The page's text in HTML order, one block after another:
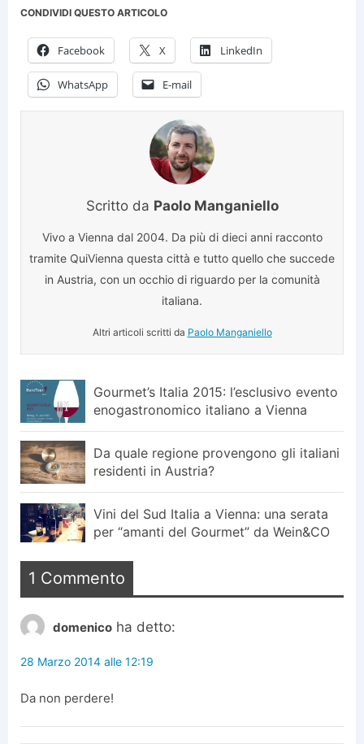
CONDIVIDI QUESTO ARTICOLO
Facebook X LinkedIn
WhatsApp E-mail
Scritto da Paolo Manganiello
Vivo a Vienna dal 2004. Da più di dieci anni racconto
tramite QuiVienna questa città e tutto quello che succede
in Austria, con un occhio di riguardo per la comunità
italiana.
Altri articoli scritti da Paolo Manganiello
Gourmet’s Italia 2015: l’esclusivo evento
enogastronomico italiano a Vienna
Da quale regione provengono gli italiani
residenti in Austria?
Vini del Sud Italia a Vienna: una serata
per “amanti del Gourmet” da Wein&CO
1 Commento
domenico ha detto:
28 Marzo 2014 alle 12:19
Da non perdere!